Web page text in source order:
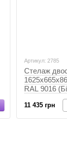
Артикул: 2785
Стелаж
RAL 9016
11 435 грн